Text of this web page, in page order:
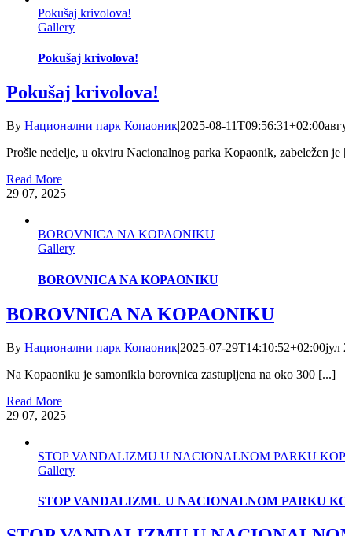
Pokušaj krivolova!
Gallery
Pokušaj krivolova!
Pokušaj krivolova!
By Национални парк Копаоник|2025-08-11T09:56:31+02:00
Prošle nedelje, u okviru Nacionalnog parka Kopaonik, zabeležen je
Read More
29 07, 2025
BOROVNICA NA KOPAONIKU
Gallery
BOROVNICA NA KOPAONIKU
BOROVNICA NA KOPAONIKU
By Национални парк Копаоник|2025-07-29T14:10:52+02:00
Na Kopaoniku je samonikla borovnica zastupljena na oko 300 [...]
Read More
29 07, 2025
STOP VANDALIZMU U NACIONALNOM PARKU
Gallery
STOP VANDALIZMU U NACIONALNOM PARKU